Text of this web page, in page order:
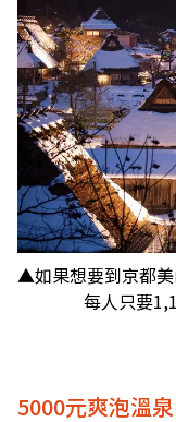
▲如果想要到京都
每人只要
5000元爽泡溫